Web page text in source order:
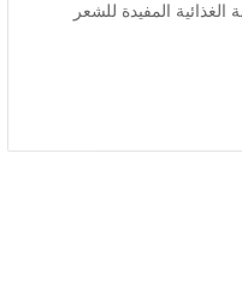
الغذائية المفيدة للشعر